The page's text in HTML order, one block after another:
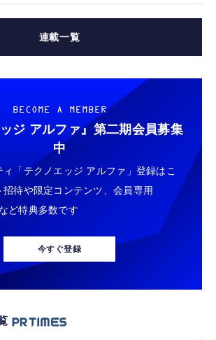
連載一覧
BECOME A MEMBER
ジ アルファ』 第二期会員募集
中
「テクノエッジ アルファ」登録はこ
招待や限定コンテンツ、会員専用
ど特典多数です
今すぐ登録